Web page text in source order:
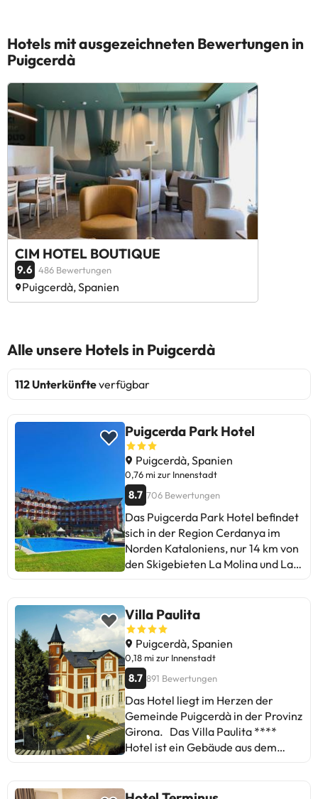
Hotels mit ausgezeichneten Bewertungen in
Puigcerdà
CIM HOTEL BOUTIQUE
9.6 486 Bewertungen
Puigcerdà, Spanien
Alle unsere Hotels in Puigcerdà
112 Unterkünfteverfügbar
Puigcerda Park Hotel
Puigcerdà, Spanien
0,76 mi zur Innenstadt
8.7 706 Bewertungen
Das Puigcerda Park Hotel befindet
sich in der Region Cerdanya im
Norden Kataloniens, nur 14 km von
den Skigebieten La Molina und La
Paddle-Tennisplätze und ein
Spielzimmer. Es gibt auch einen
Sitzbereich mit Kamin. Das
hoteleigene Restaurant serviert
typische regionale Küche und die
Café-Bar bietet Snacks. Gegen
eine zusätzliche Gebühr können Sie
das ganzjährig geöffnete
hoteleigene Spa nutzen. Das Spa
umfasst ein Fitnesscenter, eine
Villa Paulita
Puigcerdà, Spanien
0,18 mi zur Innenstadt
8.7 891 Bewertungen
Das Hotel liegt im Herzen der
Gemeinde Puigcerdà in der Provinz
Girona. Das Villa Paulita ****
Hotel ist ein Gebäude aus dem
ist. Es verfügt über eine Rezeption,